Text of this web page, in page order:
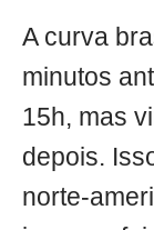
A curva
minutos
15h, mas
depois.
norte-